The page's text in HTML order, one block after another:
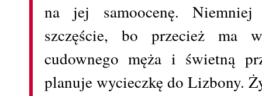
na jej samoocenę.
szczęście, bo przecież ma
cudownego męża i świetną
planuje wycieczkę do Lizbony.